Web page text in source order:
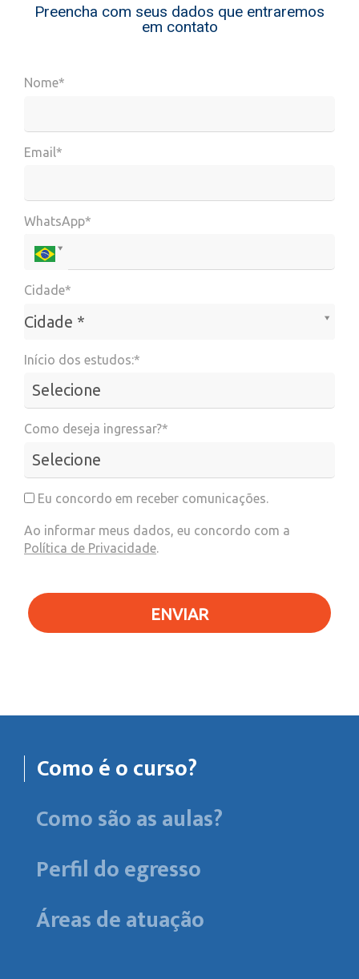
Preencha com seus dados que entraremos
em contato
Nome*
Email*
WhatsApp*
Cidade*
Cidade *
Cidade*
Início dos estudos:*
Como deseja ingressar?*
Eu concordo em receber comunicações.
Ao informar meus dados, eu concordo com a
Política de Privacidade.
ENVIAR
Como é o curso?
Como são as aulas?
Perfil do egresso
Áreas de atuação